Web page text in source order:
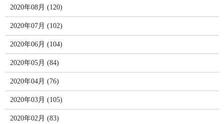
2020年08月 (120)
2020年07月 (102)
2020年06月 (104)
2020年05月 (84)
2020年04月 (76)
2020年03月 (105)
2020年02月 (83)